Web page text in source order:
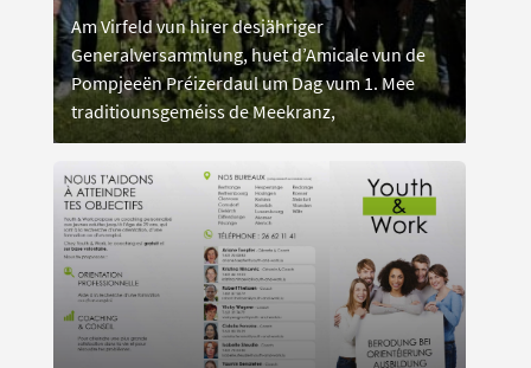
Am Virfeld vun hirer desjähriger
Generalversammlung, huet d’Amicale vun de
Pompjeeën Préizerdaul um Dag vum 1. Mee
traditiounsgeméiss de Meekranz,